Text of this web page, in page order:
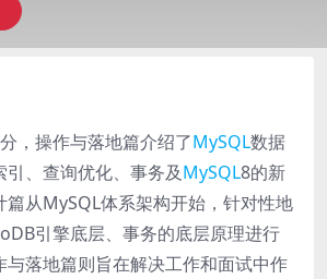
，操作与落地篇介绍了MySQL数据
引、查询优化、事务及MySQL8的新
篇从MySQL体系架构开始，针对性地
引擎底层、事务的底层原理进行
与落地篇则旨在解决工作和面试中作